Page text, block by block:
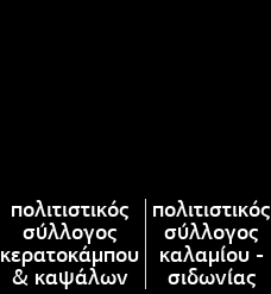
πολιτιστικός
σύλλογος
κερατοκάμπου
& καψάλων
πολιτιστικός
σύλλογος
καλαμίου -
σιδωνίας